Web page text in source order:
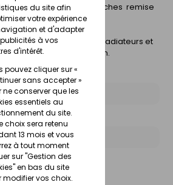
du site afin
votre expérience
et d'adapter
à vos
d'intérêt.
pouvez cliquer sur «
sans accepter »
ne conserver que les
essentiels au
du site.
choix sera retenu
13 mois et vous
à tout moment
sur "Gestion des
en bas du site
modifier vos choix.
minutes entre deux couches  remise
la chaleur 120°
2m² par aérosol.
protéger et décorer les radiateurs et
aluminuim et zin ancien.
produit
:5246267
Gedimat :27665459